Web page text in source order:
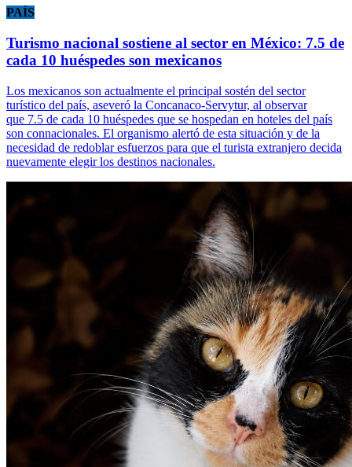
PAÍS
Turismo nacional sostiene al sector en México: 7.5 de
cada 10 huéspedes son mexicanos
Los mexicanos son actualmente el principal sostén del sector
turístico del país, aseveró la Concanaco-Servytur, al observar
que 7.5 de cada 10 huéspedes que se hospedan en hoteles del país
son connacionales. El organismo alertó de esta situación y de la
necesidad de redoblar esfuerzos para que el turista extranjero decida
nuevamente elegir los destinos nacionales.